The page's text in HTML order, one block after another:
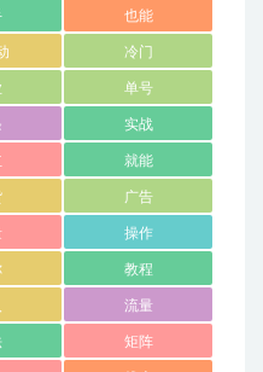
也能
冷门
单号
实战
就能
广告
操作
教程
流量
矩阵